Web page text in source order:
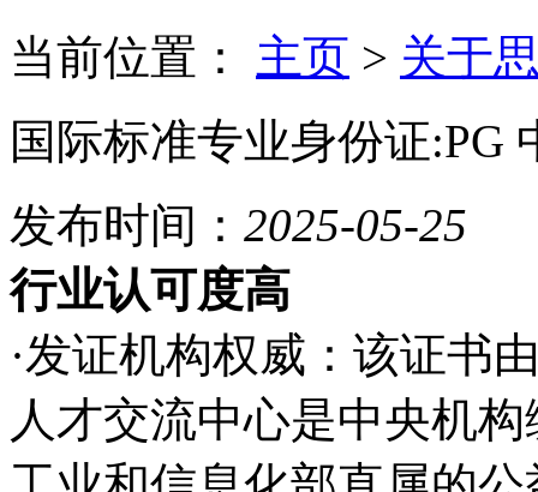
当前位置：
主页 > 关于
国际标准专业身份证:PG
发布时间： 2025-05-25
行业认可度高
·发证机构权威：该证书
人才交流中心是中央机